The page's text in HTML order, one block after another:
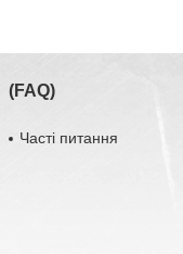
(FAQ)
Часті питання